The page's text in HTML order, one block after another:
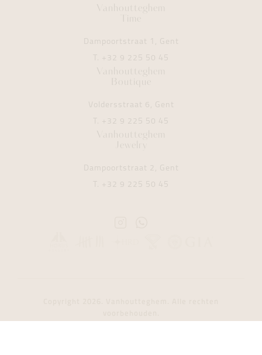
Vanhoutteghem
Time
Dampoortstraat 1, Gent
T. +32 9 225 50 45
Vanhoutteghem
Boutique
Voldersstraat 6, Gent
T. +32 9 225 50 45
Vanhoutteghem
Jewelry
Dampoortstraat 2, Gent
T. +32 9 225 50 45